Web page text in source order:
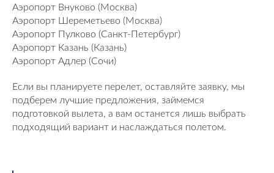
Аэропорт Внуково (Москва)
Аэропорт Шереметьево (Москва)
Аэропорт Пулково (Санкт-Петербург)
Аэропорт Казань (Казань)
Аэропорт Адлер (Сочи)
Если вы планируете перелет, оставляйте заявку, мы
подберем лучшие предложения, займемся
подготовкой вылета, а вам останется лишь выбрать
подходящий вариант и наслаждаться полетом.